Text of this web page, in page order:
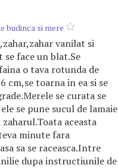
budinca si mere
vanilat si
face un blat.Se
o tava rotunda de
cm,se toarna in ea si se
se curata se
se pune sucul de lamaie
aceasta
minute fara
sa se raceasca.Intre
dupa instructiunile de